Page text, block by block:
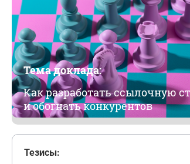
Тема доклада:
Как разработать ссылочную
и обогнать конкурентов
Тезисы: